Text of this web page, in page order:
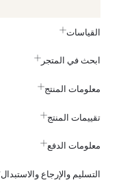
القياسات
ابحث في المتجر
معلومات المنتج
تقييمات المنتج
معلومات الدفع
التسليم والإرجاع والاستبدال